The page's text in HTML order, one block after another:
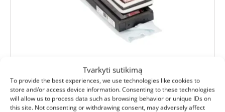
Tvarkyti sutikimą
To provide the best experiences, we use technologies like cookies to
store and/or access device information. Consenting to these technologies
will allow us to process data such as browsing behavior or unique IDs on
this site. Not consenting or withdrawing consent, may adversely affect
Systemair Save VTR 200 (BF) filtrų
komplektas G3+F7 (originalas)